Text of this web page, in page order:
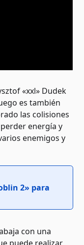
«xxl» Dudek
es también
las colisiones
energía y
enemigos y
2» para
con una